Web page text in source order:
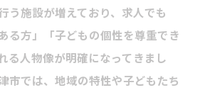
う施設が増えており、求人でも
る方」「子どもの個性を尊重でき
る人物像が明確になってきまし
市では、地域の特性や子どもたち